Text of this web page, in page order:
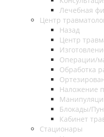
Лечебная
Центр
Назад
Центр
Операции/
Обработка
Наложение
Блокады/
Кабинет
Стационары